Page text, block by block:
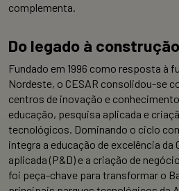
complementa.
Do legado à
Fundado em 1996 como resposta à
Nordeste, o CESAR consolidou-se
centros de inovação e
educação, pesquisa aplicada e
tecnológicos. Dominando o ciclo
integra a educação de excelência da
aplicada (P&D) e a criação de
foi peça-chave para transformar o